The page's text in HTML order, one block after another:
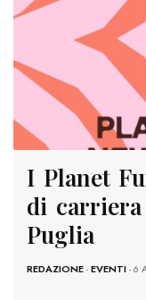
I Planet
di carriera
Puglia
REDAZIONE-EVENTI- 6